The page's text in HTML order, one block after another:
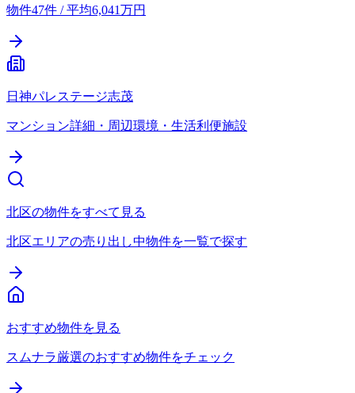
物件47件 / 平均6,041万円
日神パレステージ志茂
マンション詳細・周辺環境・生活利便施設
北区の物件をすべて見る
北区エリアの売り出し中物件を一覧で探す
おすすめ物件を見る
スムナラ厳選のおすすめ物件をチェック